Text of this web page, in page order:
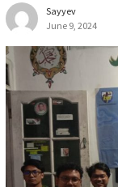
Sayyev
June 9, 2024